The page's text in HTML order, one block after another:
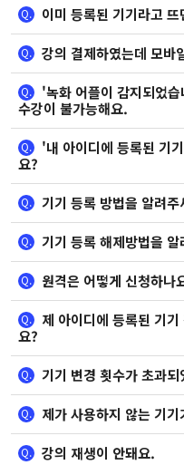
Q. 이미 등록된 기기라고
Q. 강의 결제하였는데 모바
Q.
'녹화 어플이 감지되었
수강이 불가능해요.
Q.
'내 아이디에 등록된 기
요?
Q. 기기 등록 방법을 알려주
Q. 기기 등록 해제방법을 알
Q. 원격은 어떻게 신청하나
Q.
제 아이디에 등록된 기
요?
Q. 기기 변경 횟수가 초과
Q. 제가 사용하지 않는 기
Q. 강의 재생이 안돼요.